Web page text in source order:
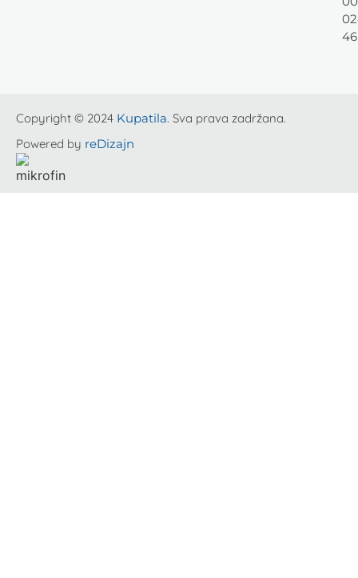
46
Copyright © 2024 Kupatila. Sva prava zadržana.
Powered by reDizajn